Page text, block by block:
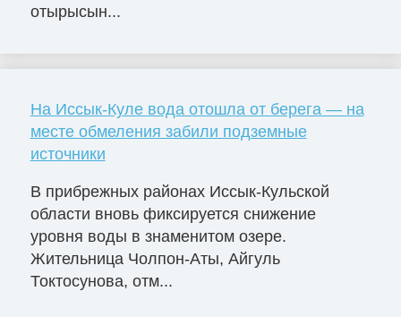
отырысын...
На Иссык-Куле вода отошла от берега — на
месте обмеления забили подземные
источники
В прибрежных районах Иссык-Кульской
области вновь фиксируется снижение
уровня воды в знаменитом озере.
Жительница Чолпон-Аты, Айгуль
Токтосунова, отм...